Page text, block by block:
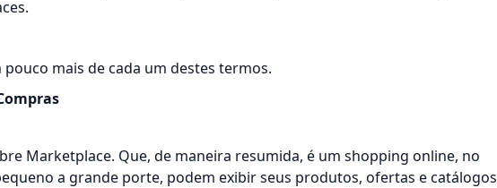
mais de cada um destes termos.
Marketplace. Que, de maneira resumida, é um shopping online, no
a grande porte, podem exibir seus produtos, ofertas e catálogos